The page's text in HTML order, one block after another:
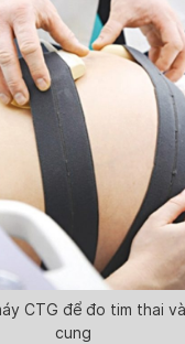
CTG để đo tim thai
cung